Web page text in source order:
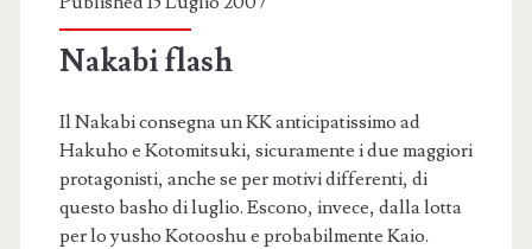
Nakabi flash
Il Nakabi consegna un KK anticipatissimo ad
Hakuho e Kotomitsuki, sicuramente i due maggiori
protagonisti, anche se per motivi differenti, di
questo basho di luglio. Escono, invece, dalla lotta
per lo yusho Kotooshu e probabilmente Kaio.